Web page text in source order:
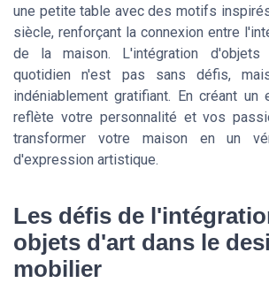
une petite table avec des motifs
siècle, renforçant la connexion entre
de la maison. L'intégration
quotidien n'est pas sans défis,
indéniablement gratifiant. En créant un
reflète votre personnalité et vos
transformer votre maison en un
d'expression artistique.
Les défis de
objets d'art dans le
mobilier